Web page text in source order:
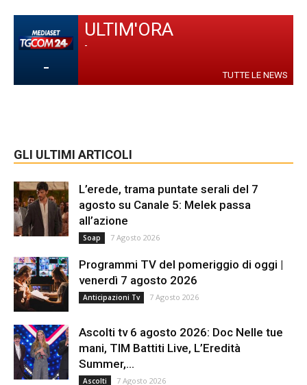
-
ULTIM'ORA
-
TUTTE LE NEWS
GLI ULTIMI ARTICOLI
L’erede, trama puntate serali del 7
agosto su Canale 5: Melek passa
all’azione
Soap 7 Agosto 2026
Programmi TV del pomeriggio di oggi |
venerdì 7 agosto 2026
Anticipazioni Tv 7 Agosto 2026
Ascolti tv 6 agosto 2026: Doc Nelle tue
mani, TIM Battiti Live, L’Eredità
Summer,...
Ascolti 7 Agosto 2026